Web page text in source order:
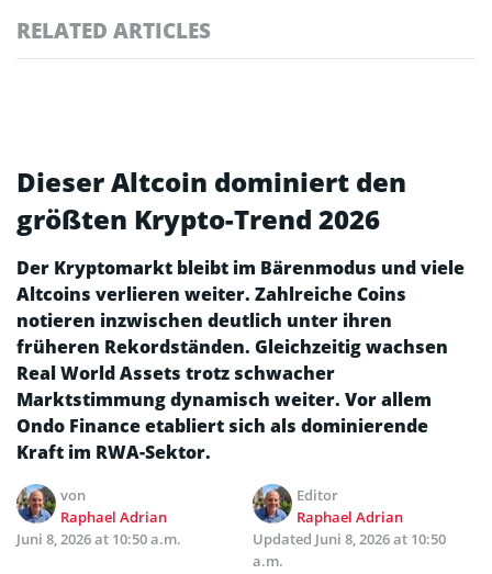
RELATED ARTICLES
Dieser Altcoin dominiert den
größten Krypto-Trend 2026
Der Kryptomarkt bleibt im Bärenmodus und viele
Altcoins verlieren weiter. Zahlreiche Coins
notieren inzwischen deutlich unter ihren
früheren Rekordständen. Gleichzeitig wachsen
Real World Assets trotz schwacher
Marktstimmung dynamisch weiter. Vor allem
Ondo Finance etabliert sich als dominierende
Kraft im RWA-Sektor.
von
Raphael Adrian
Editor
Raphael Adrian
Juni 8, 2026 at 10:50 a.m.
Updated Juni 8, 2026 at 10:50
a.m.